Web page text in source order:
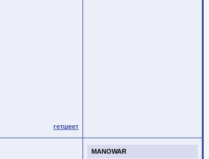
гетшеет
MANOWAR